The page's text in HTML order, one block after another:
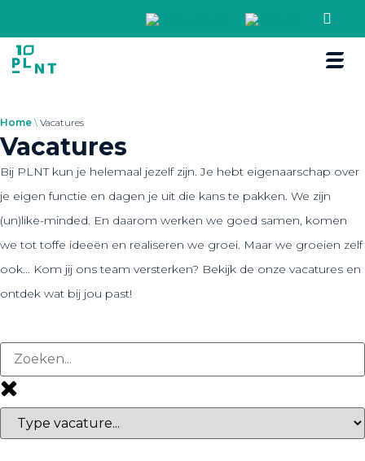
Home\ Vacatures
Vacatures
Bij PLNT kun je helemaal jezelf zijn. Je hebt eigenaarschap over
je eigen functie en dagen je uit die kans te pakken. We zijn
(un)like-minded. En daarom werken we goed samen, komen
we tot toffe ideeën en realiseren we groei. Maar we groeien zelf
ook… Kom jij ons team versterken? Bekijk de onze vacatures en
ontdek wat bij jou past!